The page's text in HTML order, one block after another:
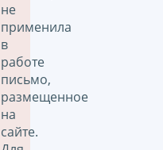
не
применила
в
работе
письмо,
размещенное
на
сайте.